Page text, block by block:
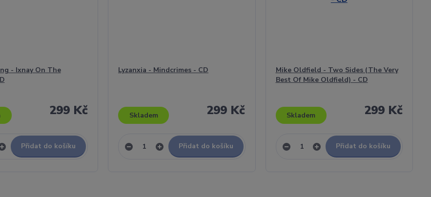
- Ixnay On The
299 Kč
Přidat do košíku
Lyzanxia - Mindcrimes - CD
299 Kč
Skladem
Přidat do košíku
Mike Oldfield - Two Sides (The Very
Best Of Mike Oldfield) - CD
299 Kč
Skladem
Přidat do košíku